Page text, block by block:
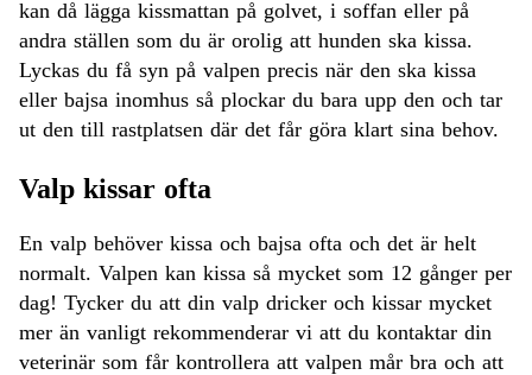
kan då lägga kissmattan på golvet, i soffan eller på
andra ställen som du är orolig att hunden ska kissa.
Lyckas du få syn på valpen precis när den ska kissa
eller bajsa inomhus så plockar du bara upp den och tar
ut den till rastplatsen där det får göra klart sina behov.
Valp kissar ofta
En valp behöver kissa och bajsa ofta och det är helt
normalt. Valpen kan kissa så mycket som 12 gånger per
dag! Tycker du att din valp dricker och kissar mycket
mer än vanligt rekommenderar vi att du kontaktar din
veterinär som får kontrollera att valpen mår bra och att